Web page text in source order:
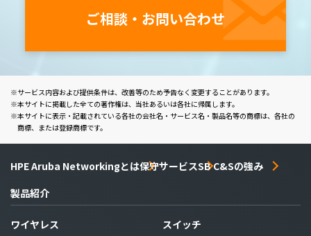
ご相談・お問い合わせ
サービス内容および提供条件は、改善等のため予告なく変更することがあります。
本サイトに掲載した全ての著作権は、当社あるいは各社に帰属します。
本サイトに表示・記載されている各社の会社名・サービス名・製品名等の商標は、各社の
商標、または登録商標です。
HPE Aruba Networkingとは保守サービスSB C&Sの強み
製品紹介
ワイヤレス スイッチ